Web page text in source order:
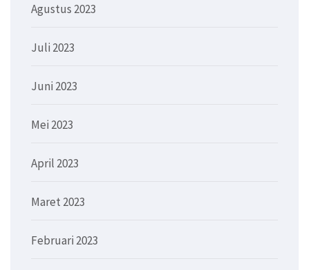
Agustus 2023
Juli 2023
Juni 2023
Mei 2023
April 2023
Maret 2023
Februari 2023